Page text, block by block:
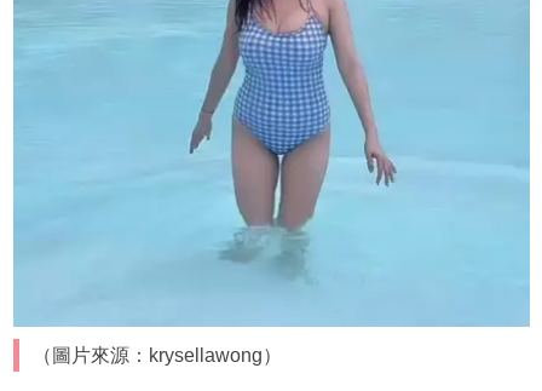
（圖片來源：krysellawong）